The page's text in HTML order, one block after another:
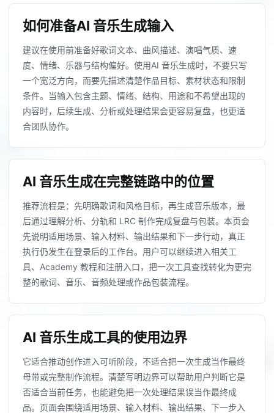
如何准备AI 音乐生成输入
建议在使用前准备好歌词文本、曲风描述、演唱气质、速
度、情绪、乐器与结构偏好。使用AI 音乐生成时，不要只写
一个宽泛方向，而要先描述清楚作品目标、素材状态和限制
条件。当输入包含主题、情绪、结构、用途和不希望出现的
内容时，后续生成、分析或处理结果会更容易复盘，也更适
合团队协作。
AI 音乐生成在完整链路中的位置
推荐流程是：先明确歌词和风格目标，再生成音乐版本，最
后通过理解分析、分轨和 LRC 制作完成复盘与包装。本页会
先说明适用场景、输入材料、输出结果和下一步行动，真正
执行仍发生在登录后的工作台。用户可以继续进入相关工
具、Academy 教程和注册入口，把一次工具查找转化为更完
整的歌词、音乐、音频处理或作品包装流程。
AI 音乐生成工具的使用边界
它适合推动创作进入可听阶段，不适合把一次生成当作最终
母带或完整制作流程。清楚写明边界可以帮助用户判断它是
否适合当前任务，也能避免把一次处理结果误当作最终成
品。页面会围绕适用场景、输入材料、输出结果、下一步入